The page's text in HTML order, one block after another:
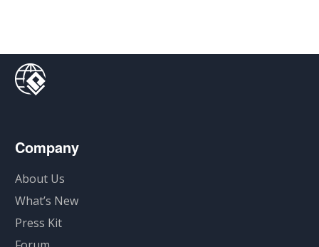
Company
About Us
What’s New
Press Kit